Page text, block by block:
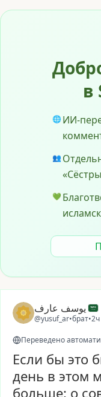
в
🌐 ИИ-
👥
💚
يوسف عارف
@yusuf_ar•брат•2ч
Переведено
Если бы это
день в этом
больше: о